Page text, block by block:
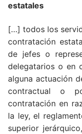
estatales
[…] todos los
contratación
de jefes o
delegatarios o en
alguna actuación
contractual o
contratación en
la ley, el
superior